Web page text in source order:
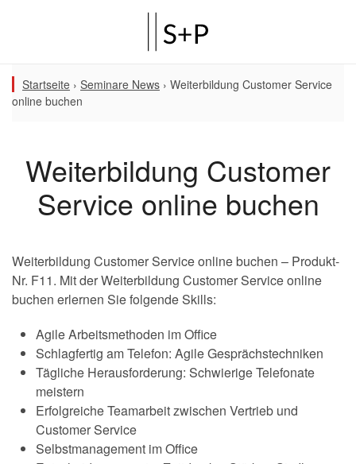
Startseite › Seminare News › Weiterbildung Customer Service
online buchen
Weiterbildung Customer
Service online buchen
Weiterbildung Customer Service online buchen – Produkt-
Nr. F11. Mit der Weiterbildung Customer Service online
buchen erlernen Sie folgende Skills:
Agile Arbeitsmethoden im Office
Schlagfertig am Telefon: Agile Gesprächstechniken
Tägliche Herausforderung: Schwierige Telefonate
meistern
Erfolgreiche Teamarbeit zwischen Vertrieb und
Customer Service
Selbstmanagement im Office